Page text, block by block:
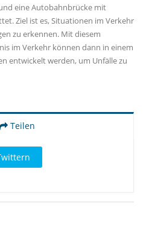
eine Autobahnbrücke mit
Ziel ist es, Situationen im Verkehr
zu erkennen. Mit diesem
im Verkehr können dann in einem
entwickelt werden, um Unfälle zu
Teilen